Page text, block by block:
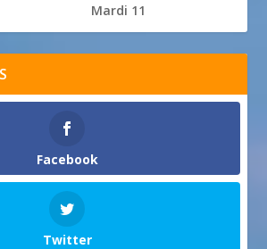
Mardi 11
Facebook
Twitter